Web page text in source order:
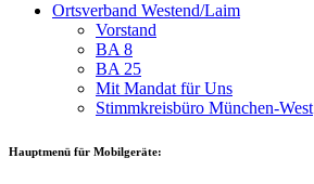
Ortsverband Westend/Laim
Vorstand
BA 8
BA 25
Mit Mandat für Uns
Stimmkreisbüro München-West
Hauptmenü für Mobilgeräte: